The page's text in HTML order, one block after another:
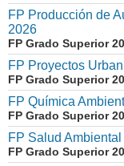
FP Producción de
2026
FP Grado Superior
FP Proyectos
FP Grado Superior
FP Química
FP Grado Superior
FP Salud
FP Grado Superior